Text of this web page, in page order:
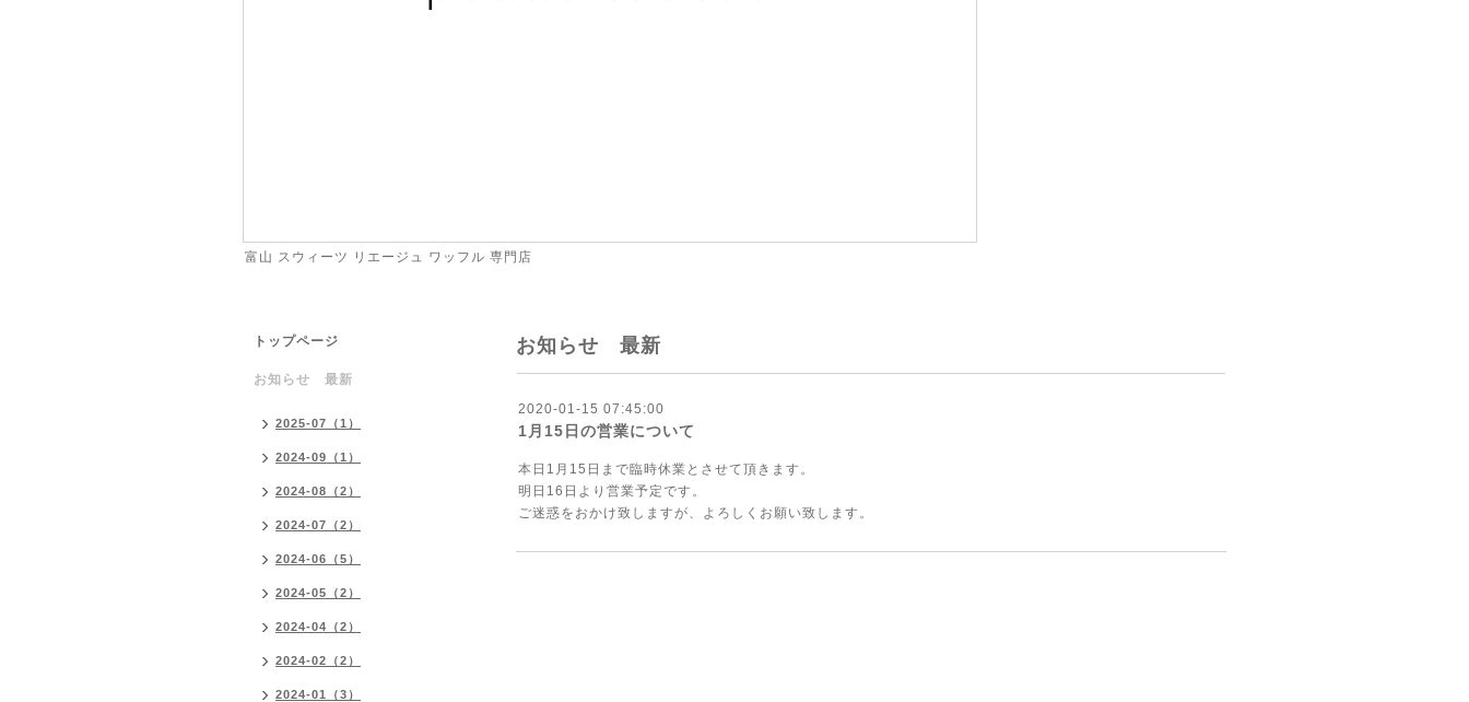
富山 スウィーツ リエージュ ワッフル 専門店
お知らせ 最新
2020-01-15 07:45:00
1月15日の営業について
本日1月15日まで臨時休業とさせて頂きます。
明日16日より営業予定です。
ご迷惑をおかけ致しますが、よろしくお願い致します。
トップページ
お知らせ 最新
2025-07（1）
2024-09（1）
2024-08（2）
2024-07（2）
2024-06（5）
2024-05（2）
2024-04（2）
2024-02（2）
2024-01（3）